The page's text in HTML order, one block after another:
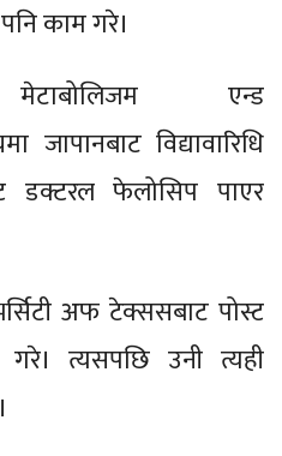
काम गरे।
एन्ड
जापानबाट विद्यावारिधि
डक्टरल फेलोसिप पाएर
अफ टेक्ससबाट पोस्ट
त्यसपछि उनी त्यही